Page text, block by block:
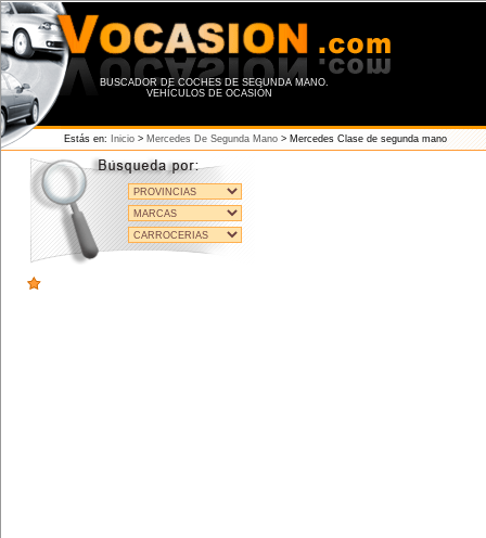
BUSCADOR DE COCHES DE SEGUNDA MANO.
VEHÍCULOS DE OCASIÓN
Estás en: Inicio > Mercedes De Segunda Mano > Mercedes Clase de segunda mano